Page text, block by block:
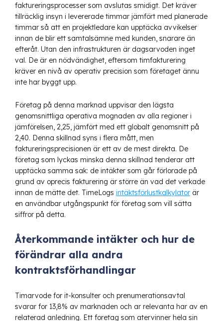
faktureringsprocesser som avslutas smidigt. Det kräver
tillräcklig insyn i levererade timmar jämfört med planerade
timmar så att en projektledare kan upptäcka avvikelser
innan de blir ett samtalsämne med kunden, snarare än
efteråt. Utan den infrastrukturen är dagsarvoden inget
val. De är en nödvändighet, eftersom timfakturering
kräver en nivå av operativ precision som företaget ännu
inte har byggt upp.
Företag på denna marknad uppvisar den lägsta
genomsnittliga operativa mognaden av alla regioner i
jämförelsen, 2,25, jämfört med ett globalt genomsnitt på
2,40. Denna skillnad syns i flera mått, men
faktureringsprecisionen är ett av de mest direkta. De
företag som lyckas minska denna skillnad tenderar att
upptäcka samma sak: de intäkter som går förlorade på
grund av oprecis fakturering är större än vad det verkade
innan de mätte det. TimeLogs intäktsförlustkalkylator är
en användbar utgångspunkt för företag som vill sätta
siffror på detta.
Återkommande intäkter och hur de
förändrar alla andra
kontraktsförhandlingar
Timarvode for it-konsulter och prenumerationsavtal
svarar for 13,8% av marknaden och ar relevanta har av en
relaterad anledning. Ett foretag som atervinner hela sin